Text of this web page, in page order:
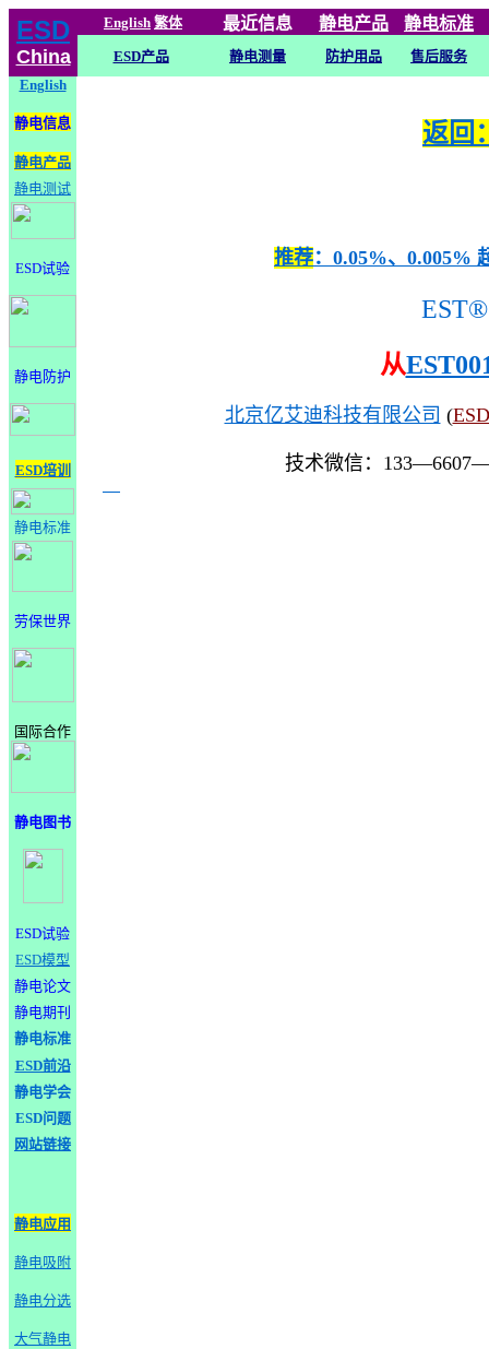
ESD
China
English 繁体 最近信息 静电产品 静电标准
ESD产品 静电测量 防护用品
售后服务
English
静电信息
静电产品
静电测试
ESD试验
静电防护
ESD培训
静电标准
劳保世界
国际合作
静电图书
ESD试验
ESD模型
静电论文
静电期刊
静电标准
ESD前沿
静电学会
ESD问题
网站链接
静电应用
静电吸附
静电分选
大气静电
返回
推荐：0.05%、0.005%
EST®
从
北京亿艾迪科技有限公司 (
技术微信：